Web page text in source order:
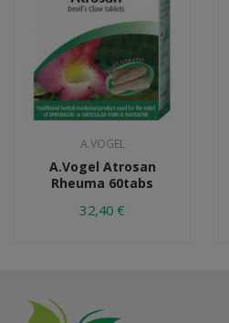
A.VOGEL
A.Vogel Atrosan
Rheuma 60tabs
32,40 €